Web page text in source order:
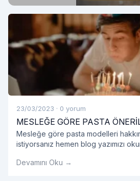
23/03/2023 · 0 yorum
MESLEĞE GÖRE PASTA
Mesleğe göre pasta modelleri
istiyorsanız hemen blog yazımızı
Devamını Oku →